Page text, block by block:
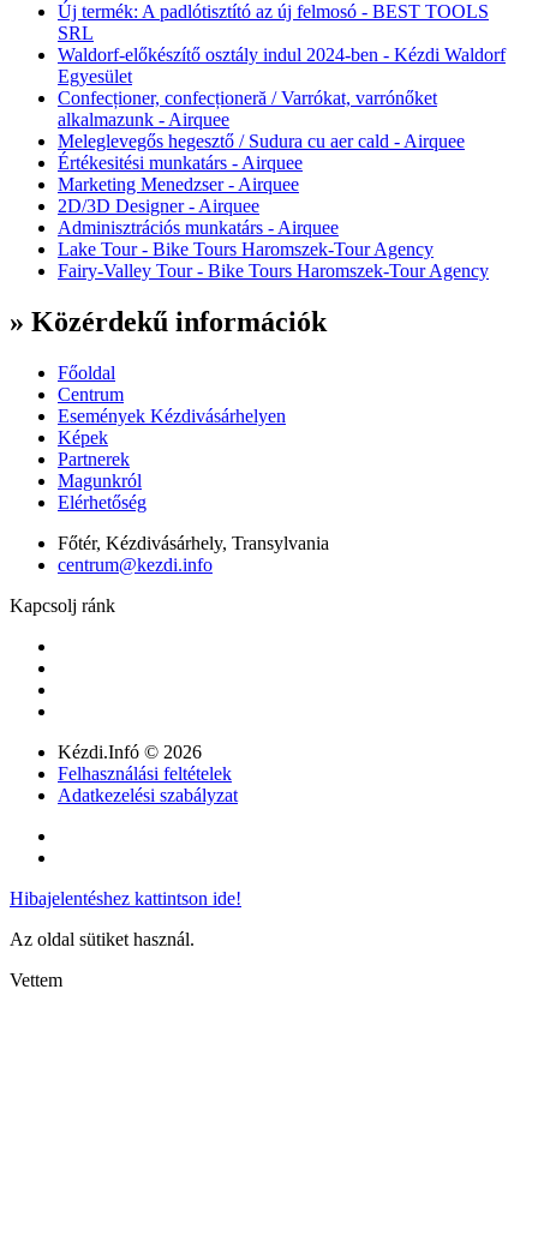
Új termék: A padlótisztító az új felmosó - BEST TOOLS
SRL
Waldorf-előkészítő osztály indul 2024-ben - Kézdi Waldorf
Egyesület
Confecționer, confecționeră / Varrókat, varrónőket
alkalmazunk - Airquee
Meleglevegős hegesztő / Sudura cu aer cald - Airquee
Értékesitési munkatárs - Airquee
Marketing Menedzser - Airquee
2D/3D Designer - Airquee
Adminisztrációs munkatárs - Airquee
Lake Tour - Bike Tours Haromszek-Tour Agency
Fairy-Valley Tour - Bike Tours Haromszek-Tour Agency
» Közérdekű információk
Főoldal
Centrum
Események Kézdivásárhelyen
Képek
Partnerek
Magunkról
Elérhetőség
Főtér, Kézdivásárhely, Transylvania
centrum@kezdi.info
Kapcsolj ránk
Kézdi.Infó © 2026
Felhasználási feltételek
Adatkezelési szabályzat
Hibajelentéshez kattintson ide!
Az oldal sütiket használ.
Vettem